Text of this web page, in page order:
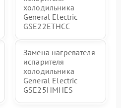
холодильника
General Electric
GSE22ETHCC
Замена нагревателя
испарителя
холодильника
General Electric
GSE25HMHES